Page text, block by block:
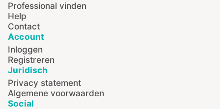
Professional vinden
Help
Contact
Account
Inloggen
Registreren
Juridisch
Privacy statement
Algemene voorwaarden
Social